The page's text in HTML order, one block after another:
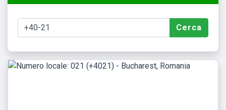
Cerca